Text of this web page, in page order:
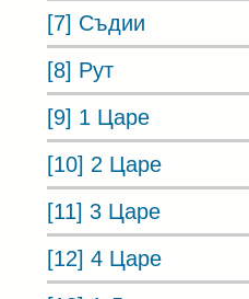
[7] Съдии
[8] Рут
[9] 1 Царе
[10] 2 Царе
[11] 3 Царе
[12] 4 Царе